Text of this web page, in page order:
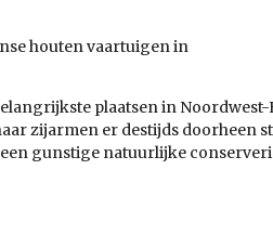
houtenvaartuigenin
plaatsen in Noordwest-
zijarmen er destijds doorheen
gunstige natuurlijke